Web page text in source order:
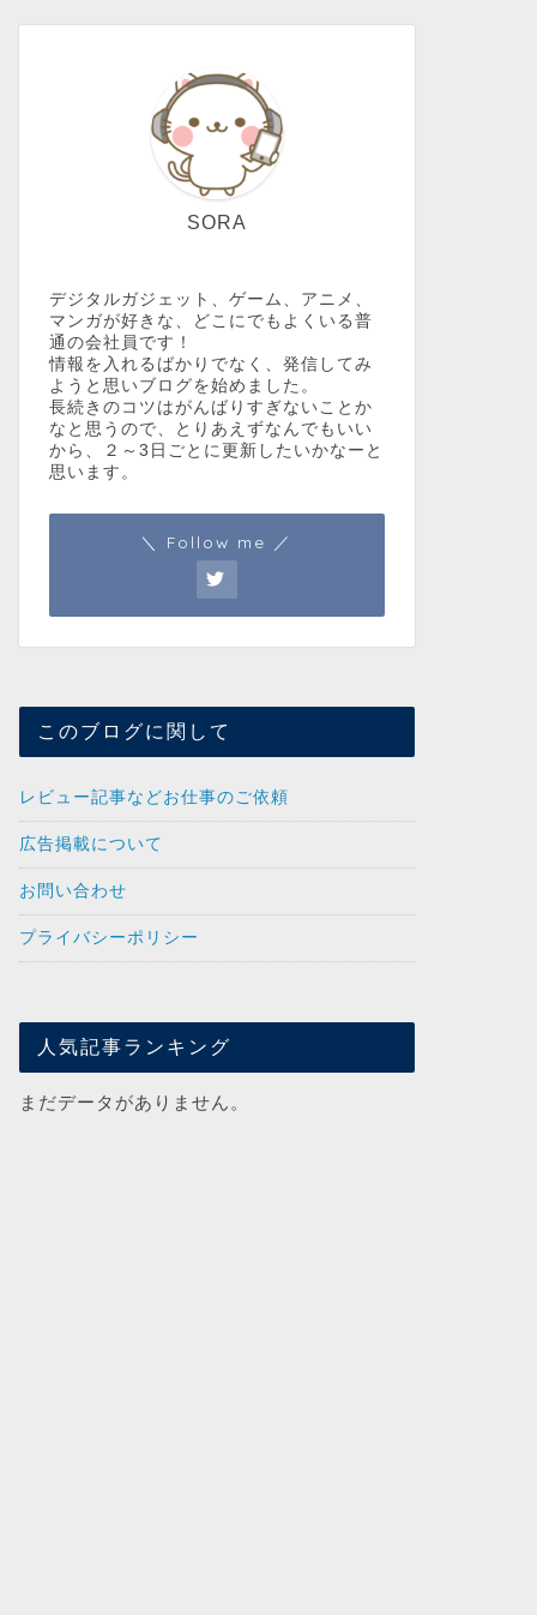
SORA
デジタルガジェット、ゲーム、アニメ、
マンガが好きな、どこにでもよくいる普
通の会社員です！
情報を入れるばかりでなく、発信してみ
ようと思いブログを始めました。
長続きのコツはがんばりすぎないことか
なと思うので、とりあえずなんでもいい
から、２～3日ごとに更新したいかなーと
思います。
＼ Follow me ／
このブログに関して
レビュー記事などお仕事のご依頼
広告掲載について
お問い合わせ
プライバシーポリシー
人気記事ランキング
まだデータがありません。